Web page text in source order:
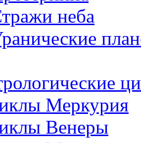
неба
Меркурия
Венеры